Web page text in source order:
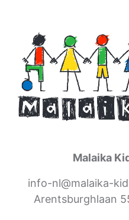
Malaika
info-nl@malaika-
Arentsburghlaan